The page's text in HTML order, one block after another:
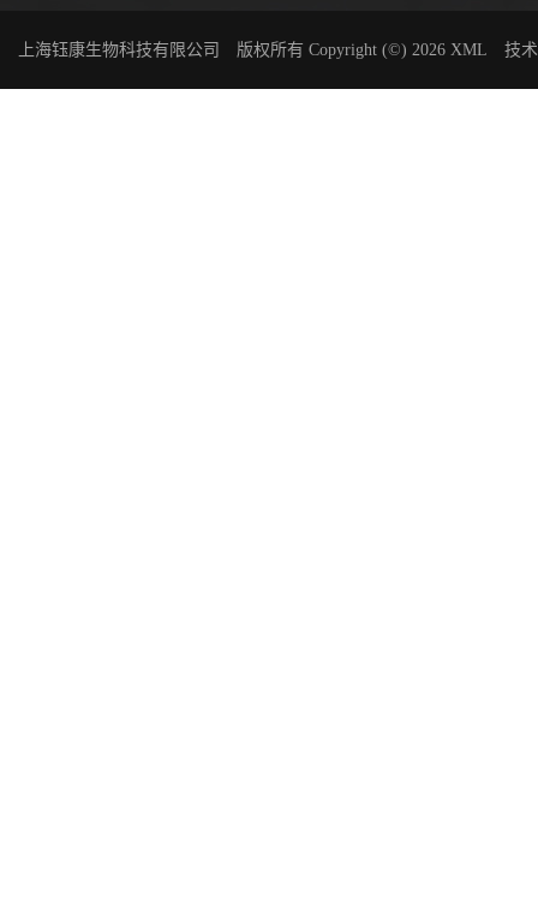
上海钰康生物科技有限公司 版权所有 Copyright (©) 2026 XML 技